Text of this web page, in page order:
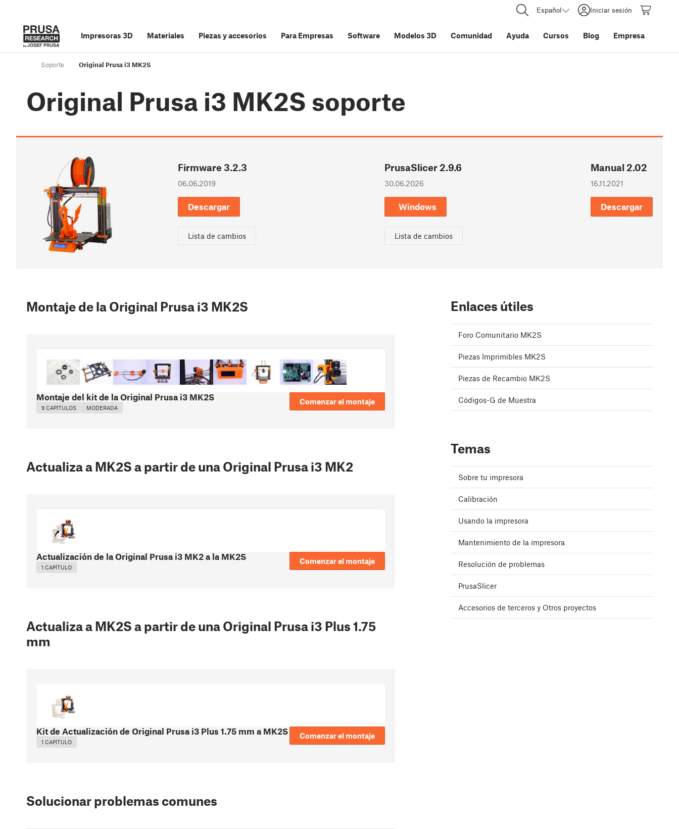
Español Iniciar sesión
Impresoras 3D Materiales Piezas y accesorios Para Empresas Software Modelos 3D Comunidad Ayuda Cursos Blog Empresa
Soporte Original Prusa i3 MK2S
Original Prusa i3 MK2S soporte
Firmware 3.2.3
06.06.2019
Descargar
Lista de cambios
PrusaSlicer 2.9.6
30.06.2026
Windows
Lista de cambios
Manual 2.02
16.11.2021
Descargar
Montaje de la Original Prusa i3 MK2S
Montaje del kit de la Original Prusa i3 MK2S
9 CAPÍTULOS MODERADA
Comenzar el montaje
Actualiza a MK2S a partir de una Original Prusa i3 MK2
Actualización de la Original Prusa i3 MK2 a la MK2S
1 CAPÍTULO
Comenzar el montaje
Actualiza a MK2S a partir de una Original Prusa i3 Plus 1.75
mm
Kit de Actualización de Original Prusa i3 Plus 1.75 mm a MK2S
1 CAPÍTULO
Comenzar el montaje
Solucionar problemas comunes
Enlaces útiles
Foro Comunitario MK2S
Piezas Imprimibles MK2S
Piezas de Recambio MK2S
Códigos-G de Muestra
Temas
Sobre tu impresora
Calibración
Usando la impresora
Mantenimiento de la impresora
Resolución de problemas
PrusaSlicer
Accesorios de terceros y Otros proyectos